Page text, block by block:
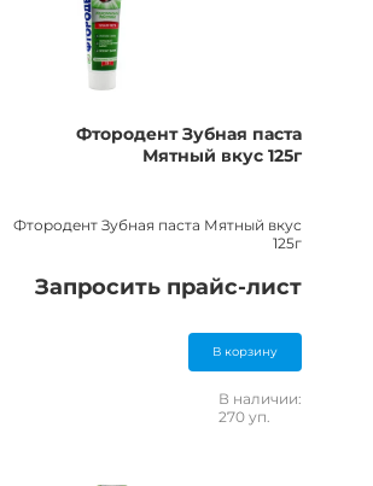
Фтородент Зубная паста
Мятный вкус 125г
Фтородент Зубная паста Мятный вкус
125г
Запросить прайс-лист
В корзину
В наличии:
270 уп.